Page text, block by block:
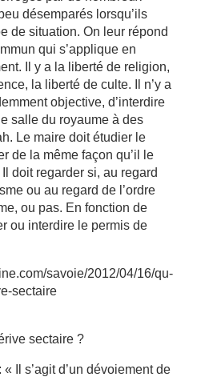
désemparés lorsqu’ils
de situation. On leur répond
qui s’applique en
Il y a la liberté de religion,
la liberté de culte. Il n’y a
objective, d’interdire
salle du royaume à des
Le maire doit étudier le
de la même façon qu’il le
doit regarder si, au regard
ou au regard de l’ordre
ou pas. En fonction de
ou interdire le permis de
savoie/2012/04/16/qu-
sectaire
sectaire ?
Il s’agit d’un dévoiement de